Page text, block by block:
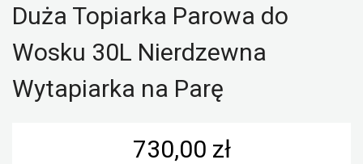
Duża Topiarka Parowa do
Wosku 30L Nierdzewna
Wytapiarka na Parę
730,00 zł